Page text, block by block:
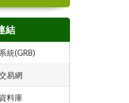
結
統(GRB)
易網
料庫